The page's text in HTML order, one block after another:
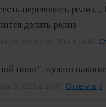
переводить
делать релиз
пони", нужно
Ответить #